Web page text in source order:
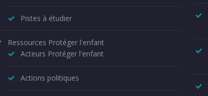
Pistes à étudier
Ressources Protéger l'enfant
Acteurs Protéger l'enfant
Actions politiques